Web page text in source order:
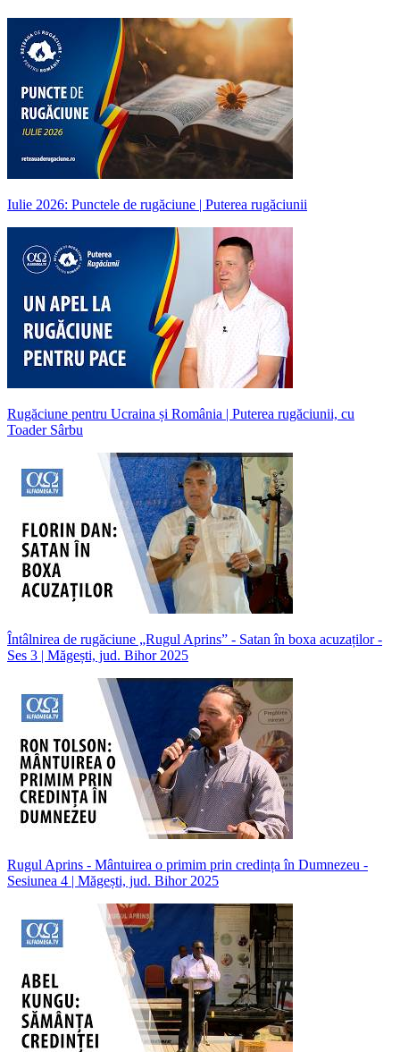
Iulie 2026: Punctele de rugăciune | Puterea rugăciunii
Rugăciune pentru Ucraina și România | Puterea rugăciunii, cu
Toader Sârbu
Întâlnirea de rugăciune „Rugul Aprins” - Satan în boxa acuzaților -
Ses 3 | Măgești, jud. Bihor 2025
Rugul Aprins - Mântuirea o primim prin credința în Dumnezeu -
Sesiunea 4 | Măgești, jud. Bihor 2025